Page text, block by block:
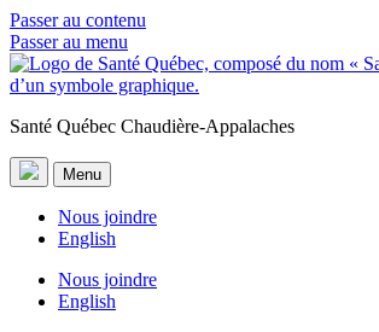
Passer au contenu
Passer au menu
Santé Québec Chaudière-Appalaches
Menu
Nous joindre
English
Nous joindre
English